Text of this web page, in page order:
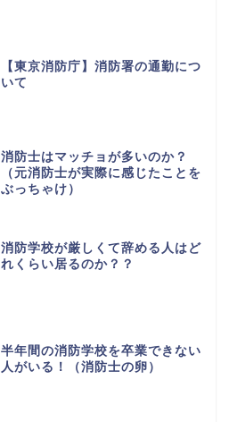
【東京消防庁】消防署の通勤につ
いて
消防士はマッチョが多いのか？
（元消防士が実際に感じたことを
ぶっちゃけ）
消防学校が厳しくて辞める人はど
れくらい居るのか？？
半年間の消防学校を卒業できない
人がいる！（消防士の卵）